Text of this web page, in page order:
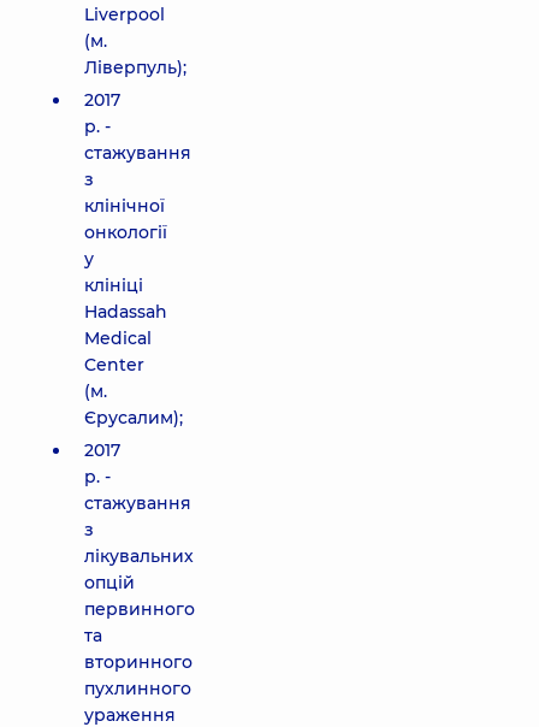
Liverpool
(м.
Ліверпуль);
2017
р. -
стажування
з
клінічної
онкології
у
клініці
Hadassah
Medical
Center
(м.
Єрусалим);
2017
р. -
стажування
з
лікувальних
опцій
первинного
та
вторинного
пухлинного
ураження